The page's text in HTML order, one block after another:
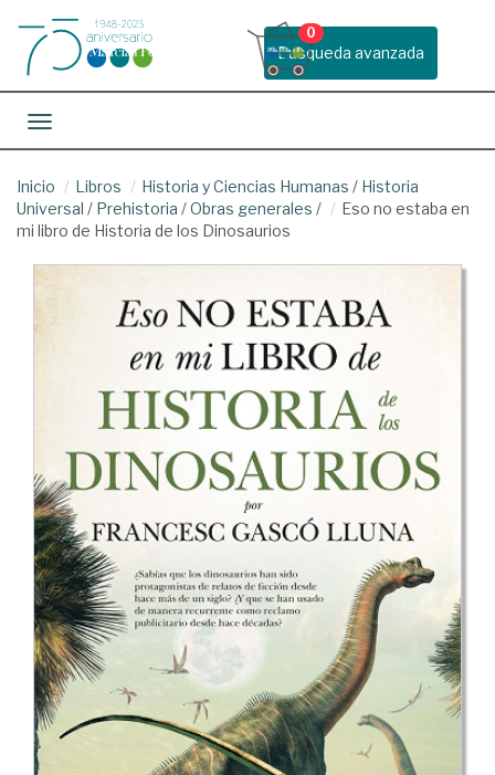
Busqueda avanzada
0
Toggle navigation
Inicio Libros Historia y Ciencias Humanas / Historia
Universal / Prehistoria /Obras generales /
Eso no estaba en
mi libro de Historia de los Dinosaurios